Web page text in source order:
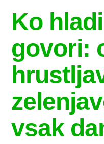
Ko
govori:
vsak